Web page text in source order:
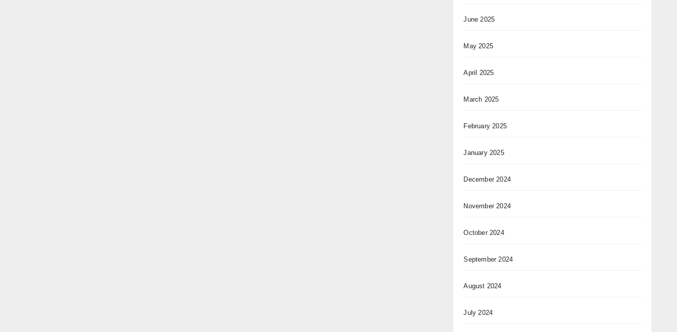
June 2025
May 2025
April 2025
March 2025
February 2025
January 2025
December 2024
November 2024
October 2024
September 2024
August 2024
July 2024